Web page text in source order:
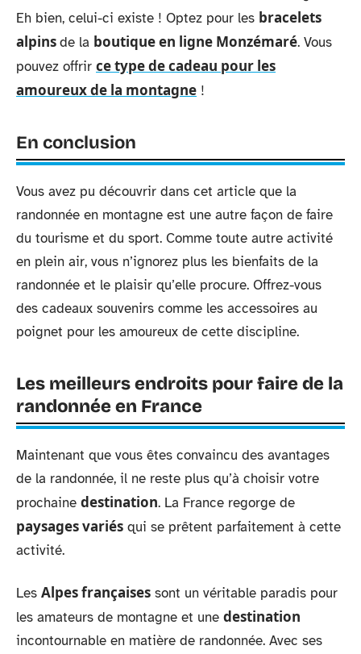
Eh bien, celui-ci existe ! Optez pour les bracelets
alpinsde la boutique en ligne Monzémaré. Vous
pouvez offrir ce type de cadeau pour les
amoureux de la montagne !
En conclusion
Vous avez pu découvrir dans cet article que la
randonnée en montagne est une autre façon de faire
du tourisme et du sport. Comme toute autre activité
en plein air, vous n’ignorez plus les bienfaits de la
randonnée et le plaisir qu’elle procure. Offrez-vous
des cadeaux souvenirs comme les accessoires au
poignet pour les amoureux de cette discipline.
Les meilleurs endroits pour faire de la
randonnée en France
Maintenant que vous êtes convaincu des avantages
de la randonnée, il ne reste plus qu’à choisir votre
prochaine destination. La France regorge de
paysages variés qui se prêtent parfaitement à cette
activité.
Les Alpes françaises sont un véritable paradis pour
les amateurs de montagne et une destination
incontournable en matière de randonnée. Avec ses